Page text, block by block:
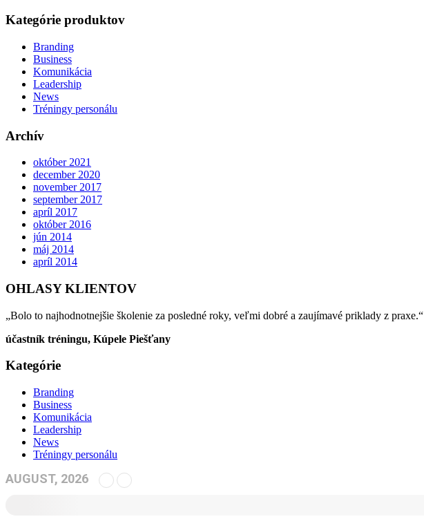
Kategórie produktov
Branding
Business
Komunikácia
Leadership
News
Tréningy personálu
Archív
október 2021
december 2020
november 2017
september 2017
apríl 2017
október 2016
jún 2014
máj 2014
apríl 2014
OHLASY KLIENTOV
„Bolo to najhodnotnejšie školenie za posledné roky, veľmi dobré a zaujímavé priklady z praxe.“
účastník tréningu, Kúpele Piešťany
Kategórie
Branding
Business
Komunikácia
Leadership
News
Tréningy personálu
AUGUST, 2026